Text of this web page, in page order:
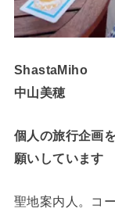
ShastaMiho
中山美穂
個人の旅行企画
願いしています
聖地案内人。コ